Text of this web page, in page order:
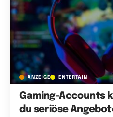
ANZEIGE ENTERTAIN
Gaming-Accounts
du seriöse